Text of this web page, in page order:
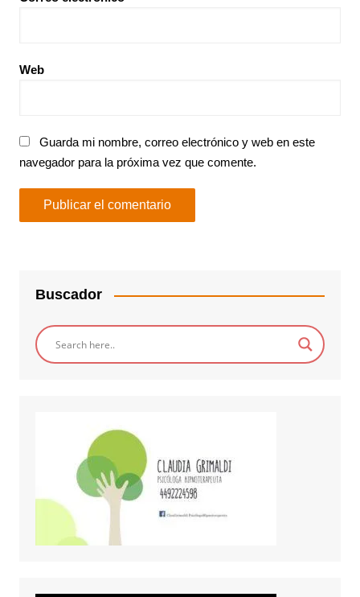
Web
Guarda mi nombre, correo electrónico y web en este
navegador para la próxima vez que comente.
Buscador